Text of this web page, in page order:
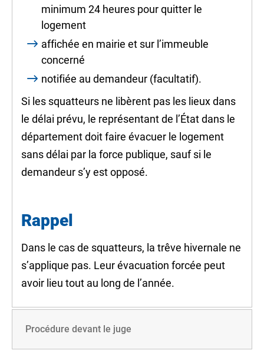
minimum 24 heures pour quitter le
logement
affichée en mairie et sur l’immeuble
concerné
notifiée au demandeur (facultatif).
Si les squatteurs ne libèrent pas les lieux dans
le délai prévu, le représentant de l’État dans le
département doit faire évacuer le logement
sans délai par la force publique, sauf si le
demandeur s’y est opposé.
Rappel
Dans le cas de squatteurs, la trêve hivernale ne
s’applique pas. Leur évacuation forcée peut
avoir lieu tout au long de l’année.
Procédure devant le juge